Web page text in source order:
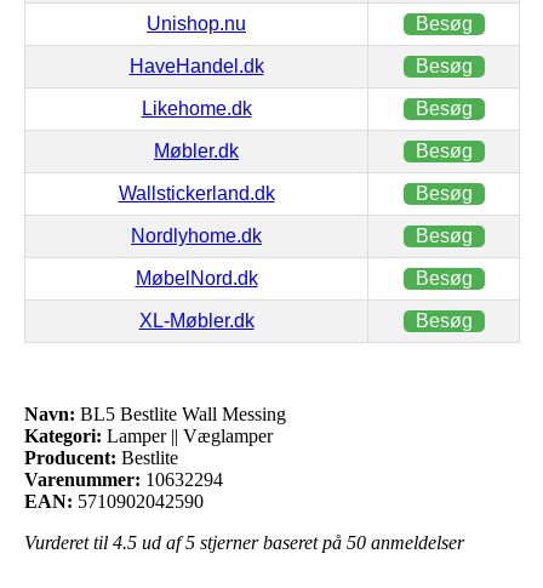
Unishop.nu Besøg
HaveHandel.dk Besøg
Likehome.dk Besøg
Møbler.dk Besøg
Wallstickerland.dk Besøg
Nordlyhome.dk Besøg
MøbelNord.dk Besøg
XL-Møbler.dk Besøg
Navn: BL5 Bestlite Wall Messing
Kategori: Lamper || Væglamper
Producent: Bestlite
Varenummer: 10632294
EAN: 5710902042590
Vurderet til 4.5 ud af 5 stjerner baseret på 50 anmeldelser